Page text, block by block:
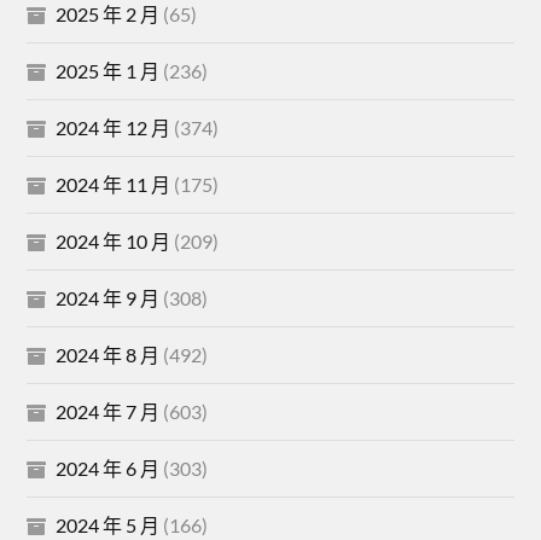
2025 年 2 月 (65)
2025 年 1 月 (236)
2024 年 12 月 (374)
2024 年 11 月 (175)
2024 年 10 月 (209)
2024 年 9 月 (308)
2024 年 8 月 (492)
2024 年 7 月 (603)
2024 年 6 月 (303)
2024 年 5 月 (166)